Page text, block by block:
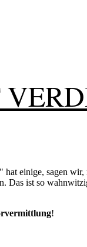
einige, sagen
Das ist so
!